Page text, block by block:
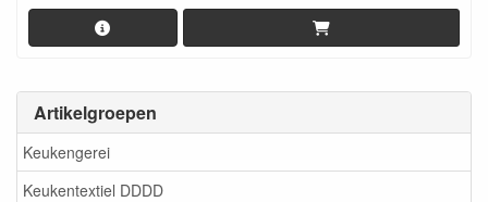
Artikelgroepen
Keukengerei
Keukentextiel DDDD